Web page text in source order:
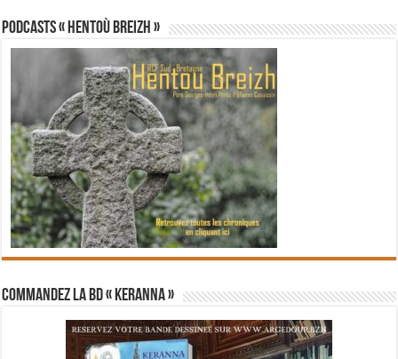
PODCASTS « Hentoù Breizh »
Commandez la BD « Keranna »